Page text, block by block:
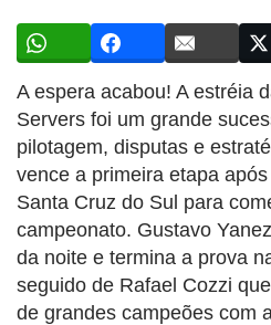
A espera acabou! A estréia
Servers foi um grande
pilotagem, disputas e
vence a primeira etapa
Santa Cruz do Sul para
campeonato. Gustavo
da noite e termina a prova
seguido de Rafael Cozzi
de grandes campeões com